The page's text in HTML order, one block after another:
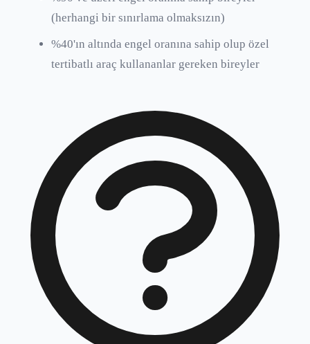
(herhangi bir sınırlama olmaksızın)
%40'ın altında engel oranına sahip olup özel
tertibatlı araç kullananlar gereken bireyler